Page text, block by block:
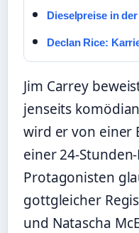
Dieselpreise in
Declan Rice:
Jim Carrey
jenseits
wird er von einer
einer 24-
Protagonisten
gottgleicher
und Natascha